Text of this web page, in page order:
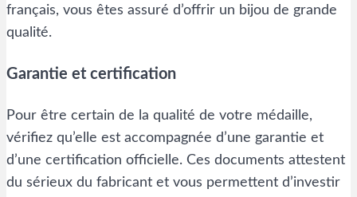
français, vous êtes assuré d’offrir un bijou de grande
qualité.
Garantie et certification
Pour être certain de la qualité de votre médaille,
vérifiez qu’elle est accompagnée d’une garantie et
d’une certification officielle. Ces documents attestent
du sérieux du fabricant et vous permettent d’investir